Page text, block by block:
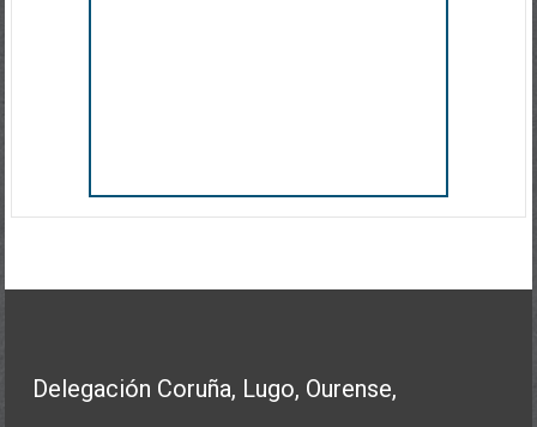
Delegación Coruña, Lugo, Ourense,